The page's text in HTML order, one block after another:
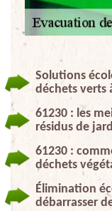
Solutions
déchets verts
61230 : les
résidus de
61230 :
déchets
Élimination
débarrasser